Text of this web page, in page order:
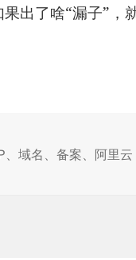
出了啥“漏子”，
接入商为阿里云
、域名、备案、 阿里云